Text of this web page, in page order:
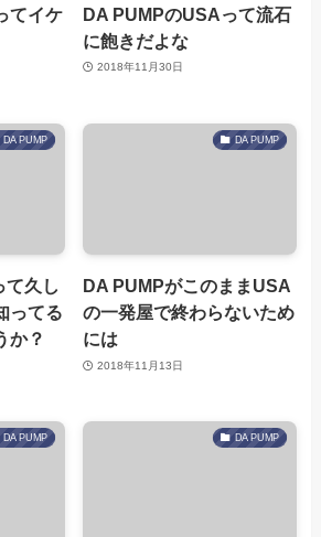
てイケ
DA PUMPのUSAって流石
に飽きだよな
2018年11月30日
DA PUMP
て久し
ってる
か？
DA PUMP
DA PUMPがこのままUSA
の一発屋で終わらないため
には
2018年11月13日
DA PUMP DA PUMP